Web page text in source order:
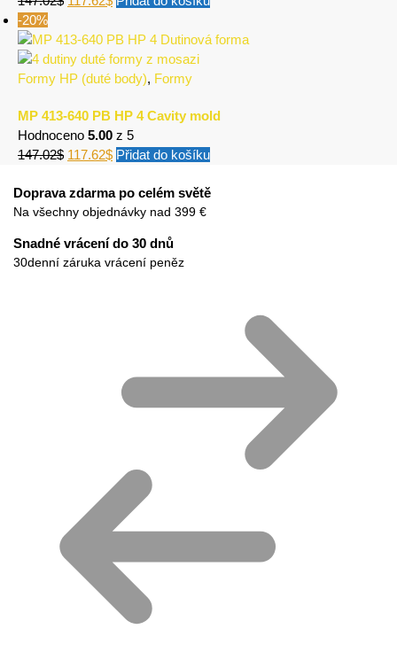
-20%
Formy HP (duté body), Formy
MP 413-640 PB HP 4 Cavity mold
Hodnoceno 5.00 z 5
147.02$ 117.62$ Přidat do košíku
Doprava zdarma po celém světě
Na všechny objednávky nad 399 €
Snadné vrácení do 30 dnů
30denní záruka vrácení peněz